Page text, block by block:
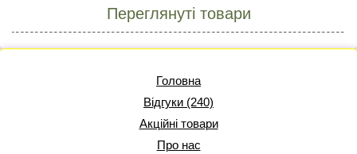
Переглянуті товари
Головна
Відгуки (240)
Акційні товари
Про нас